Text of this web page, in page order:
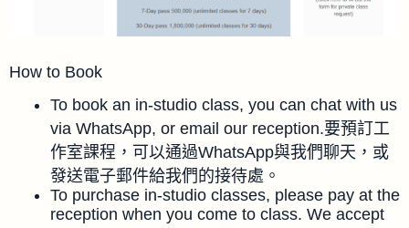
How to Book
To book an in-studio class, you can chat with us
via WhatsApp, or email our reception.要預訂工
作室課程，可以通過WhatsApp與我們聊天，或
發送電子郵件給我們的接待處。
To purchase in-studio classes, please pay at the
reception when you come to class. We accept